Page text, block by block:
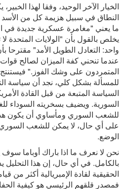
الخيار الآخر الوحيد، وفقا لهذا
النطاق في سبيل هزيمة كل من الأسد
ما يعني "مغامرة عسكرية جديدة في
يخلص بالقول بأن "الولايات
واحد: التعادل الطويل الأمد" مقترحا
عندما تنحني كفة الميزان لصالح
المتمردون على وشك الفوز." فيستنتج
للمسألة بشكل كلي، نجد أن سياسة
السياسة المتبعة من قبل القادة
السورية. ويضيف بسخريته السوداء
للشعب السوري ومأساوي أن يكون
على أي حال، لا يمكن للشعب
الوضع.
نحن لا نعرف ما اذا باراك أوباما سوف
بالكامل. في أي حال، إن هذا التحليل
الحقيقية لقادة الإمبريالية أكثر من
فمصدر قلقهم الرئيسي هو كيفية